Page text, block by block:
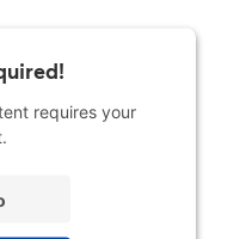
requires your